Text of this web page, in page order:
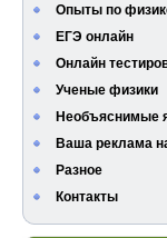
Опыты по
ЕГЭ онлайн
Онлайн
Ученые физики
Необъяснимые
Ваша реклама
Разное
Контакты